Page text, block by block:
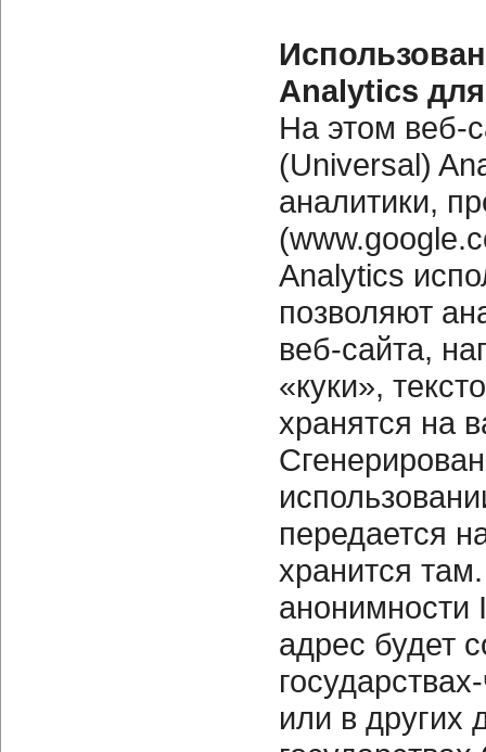
Analytics
На этом веб-
(Universal)
аналитики,
Analytics
позволяют
веб-сайта,
«куки»,
хранятся на
передается
хранится
анонимности
адрес будет
или в других